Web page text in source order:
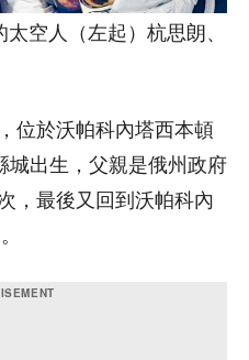
空人（左起）杭思朗、
位於沃帕科內塔西本頓
城出生，父親是俄州政府
，最後又回到沃帕科內